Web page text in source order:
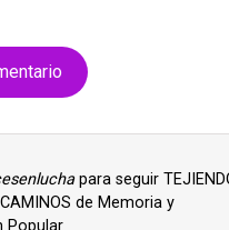
para seguir
de Memoria y
Popular